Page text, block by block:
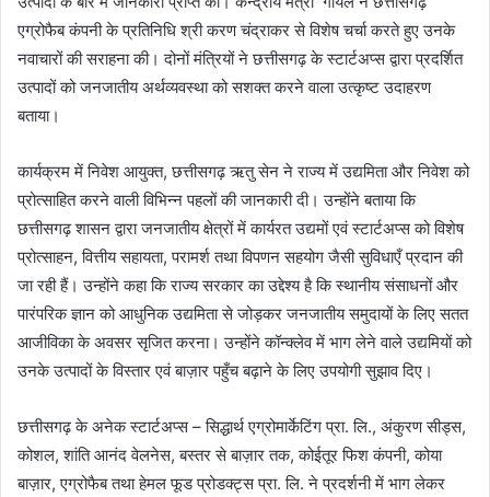
एग्रोफैब कंपनी के प्रतिनिधि श्री करण चंद्राकर से विशेष चर्चा करते हुए उनके
नवाचारों की सराहना की। दोनों मंत्रियों ने छत्तीसगढ़ के स्टार्टअप्स द्वारा प्रदर्शित
उत्पादों को जनजातीय अर्थव्यवस्था को सशक्त करने वाला उत्कृष्ट उदाहरण
बताया।
कार्यक्रम में निवेश आयुक्त, छत्तीसगढ़ ऋतु सेन ने राज्य में उद्यमिता और निवेश को
प्रोत्साहित करने वाली विभिन्न पहलों की जानकारी दी। उन्होंने बताया कि
छत्तीसगढ़ शासन द्वारा जनजातीय क्षेत्रों में कार्यरत उद्यमों एवं स्टार्टअप्स को विशेष
प्रोत्साहन, वित्तीय सहायता, परामर्श तथा विपणन सहयोग जैसी सुविधाएँ प्रदान की
जा रही हैं। उन्होंने कहा कि राज्य सरकार का उद्देश्य है कि स्थानीय संसाधनों और
पारंपरिक ज्ञान को आधुनिक उद्यमिता से जोड़कर जनजातीय समुदायों के लिए सतत
आजीविका के अवसर सृजित करना। उन्होंने कॉन्क्लेव में भाग लेने वाले उद्यमियों को
उनके उत्पादों के विस्तार एवं बाज़ार पहुँच बढ़ाने के लिए उपयोगी सुझाव दिए।
छत्तीसगढ़ के अनेक स्टार्टअप्स – सिद्धार्थ एग्रोमार्केटिंग प्रा. लि., अंकुरण सीड्स,
कोशल, शांति आनंद वेलनेस, बस्तर से बाज़ार तक, कोईतूर फिश कंपनी, कोया
बाज़ार, एग्रोफैब तथा हेमल फूड प्रोडक्ट्स प्रा. लि. ने प्रदर्शनी में भाग लेकर